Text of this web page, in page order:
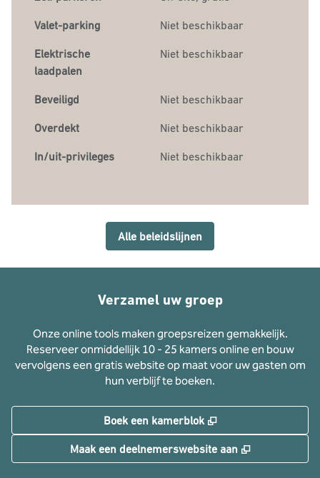
Valet-parking Niet beschikbaar
Elektrische
laadpalen
Niet beschikbaar
Beveiligd Niet beschikbaar
Overdekt Niet beschikbaar
In/uit-privileges Niet beschikbaar
Alle beleidslijnen
Verzamel uw groep
Onze online tools maken groepsreizen gemakkelijk.
Reserveer onmiddellijk 10 - 25 kamers online en bouw
vervolgens een gratis website op maat voor uw gasten om
hun verblijf te boeken.
Boek een kamerblok ,
Maak een deelnemerswebsite aan ,